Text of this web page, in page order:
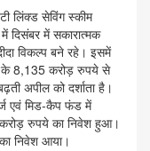
लिंक्ड सेविंग स्कीम
दिसंबर में सकारात्मक
विकल्प बने रहे। इसमें
के 8,135 करोड़ रुपये से
अपील को दर्शाता है।
एवं मिड-कैप फंड में
रुपये का निवेश हुआ।
निवेश आया।